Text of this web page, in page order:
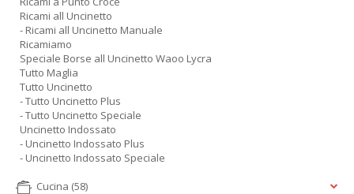
Ricami all Uncinetto
- Ricami all Uncinetto Manuale
Ricamiamo
Speciale Borse all Uncinetto Waoo Lycra
Tutto Maglia
Tutto Uncinetto
- Tutto Uncinetto Plus
- Tutto Uncinetto Speciale
Uncinetto Indossato
- Uncinetto Indossato Plus
- Uncinetto Indossato Speciale
Cucina (58)